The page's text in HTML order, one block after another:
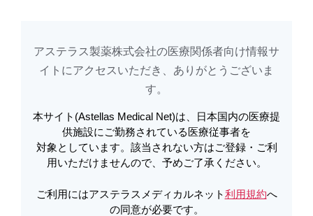
アステラスメディカルネットでは、利便性向上、利用履歴の収集・集計のた
Cookieを利用してアクセスデータを取得しています。詳しくは 利用規約
メールで共有
アステラス製薬株式会社の医療関係者向け情報サ
イトに​アクセスいただき、ありがとうございま
す。​
本サイト(Astellas Medical Net)は、日本国内の医療提
供施設にご勤務されている医療従事者を
対象としています。該当されない方はご登録・ご利
用いただけませんので、予めご了承ください。
ご利用にはアステラスメディカルネット利用規約へ
の同意が必要です。